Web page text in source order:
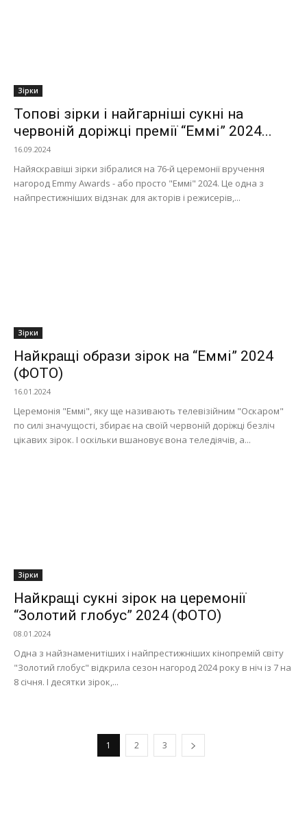
Зірки
Топові зірки і найгарніші сукні на
червоній доріжці премії “Еммі” 2024...
16.09.2024
Найяскравіші зірки зібралися на 76-й церемонії вручення
нагород Emmy Awards - або просто "Еммі" 2024. Це одна з
найпрестижніших відзнак для акторів і режисерів,...
Зірки
Найкращі образи зірок на “Еммі” 2024
(ФОТО)
16.01.2024
Церемонія "Еммі", яку ще називають телевізійним "Оскаром"
по силі значущості, збирає на своїй червоній доріжці безліч
цікавих зірок. І оскільки вшановує вона теледіячів, а...
Зірки
Найкращі сукні зірок на церемонії
“Золотий глобус” 2024 (ФОТО)
08.01.2024
Одна з найзнаменитіших і найпрестижніших кінопремій світу
"Золотий глобус" відкрила сезон нагород 2024 року в ніч із 7 на
8 січня. І десятки зірок,...
1 2 3